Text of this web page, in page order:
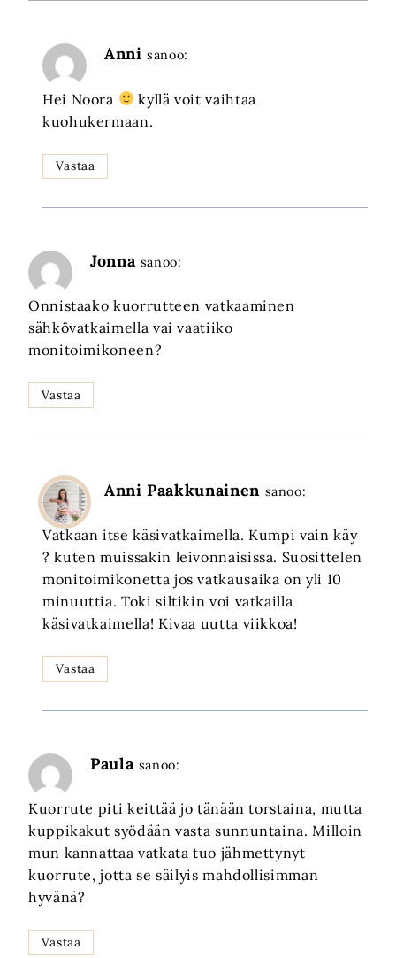
Anni sanoo:
Hei Noora
kyllä voit vaihtaa
kuohukermaan.
Vastaa
Jonna sanoo:
Onnistaako kuorrutteen vatkaaminen
sähkövatkaimella vai vaatiiko
monitoimikoneen?
Vastaa
Anni Paakkunainen sanoo:
Vatkaan itse käsivatkaimella. Kumpi vain käy
? kuten muissakin leivonnaisissa. Suosittelen
monitoimikonetta jos vatkausaika on yli 10
minuuttia. Toki siltikin voi vatkailla
käsivatkaimella! Kivaa uutta viikkoa!
Vastaa
Paula sanoo:
Kuorrute piti keittää jo tänään torstaina, mutta
kuppikakut syödään vasta sunnuntaina. Milloin
mun kannattaa vatkata tuo jähmettynyt
kuorrute, jotta se säilyis mahdollisimman
hyvänä?
Vastaa